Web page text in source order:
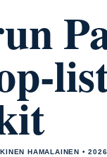
HAMALAINEN •